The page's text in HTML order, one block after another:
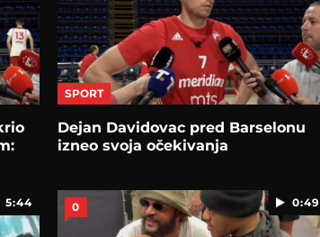
SPORT
Dejan Davidovac pred Barselonu
izneo svoja očekivanja
5:44 0:49
0